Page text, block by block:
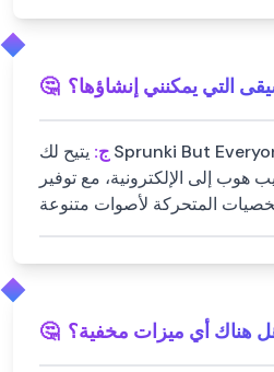
🤔 التي يمكنني إنشاؤها؟
ج: يتيح لك Sprunki But Everyone is Alive إنشاء أنماط
هوب إلى الإلكترونية، مع توفير
🤔 هناك أي ميزات مخفية؟